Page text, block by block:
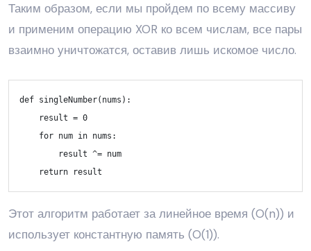
Таким образом, если мы пройдем по всему массиву
и применим операцию XOR ко всем числам, все пары
взаимно уничтожатся, оставив лишь искомое число.
def singleNumber(nums):
result = 0
for num in nums:
result ^= num
return
result
Этот алгоритм работает за линейное время (O(n)) и
использует константную память (O(1)).